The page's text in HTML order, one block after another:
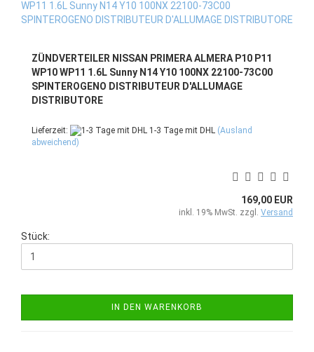
ZÜNDVERTEILER NISSAN PRIMERA ALMERA P10 P11
WP10 WP11 1.6L Sunny N14 Y10 100NX 22100-73C00
SPINTEROGENO DISTRIBUTEUR D'ALLUMAGE
DISTRIBUTORE
Lieferzeit: 1-3 Tage mit DHL (Ausland
abweichend)
169,00 EUR
inkl. 19% MwSt. zzgl. Versand
Stück:
IN DEN WARENKORB